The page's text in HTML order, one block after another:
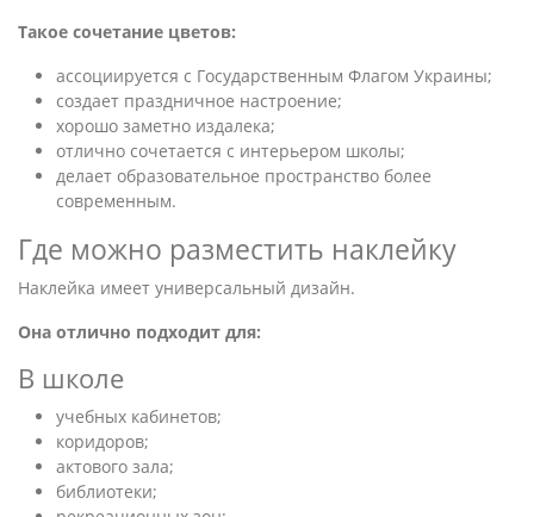
Такое сочетание цветов:
ассоциируется с Государственным Флагом Украины;
создает праздничное настроение;
хорошо заметно издалека;
отлично сочетается с интерьером школы;
делает образовательное пространство более
современным.
Где можно разместить наклейку
Наклейка имеет универсальный дизайн.
Она отлично подходит для:
В школе
учебных кабинетов;
коридоров;
актового зала;
библиотеки;